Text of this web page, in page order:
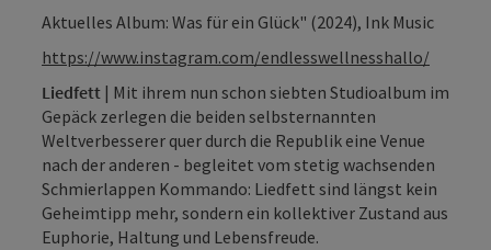
Aktuelles Album: Was für ein Glück" (2024), Ink Music
https://www.instagram.com/endlesswellnesshallo/
Liedfett | Mit ihrem nun schon siebten Studioalbum im
Gepäck zerlegen die beiden selbsternannten
Weltverbesserer quer durch die Republik eine Venue
nach der anderen - begleitet vom stetig wachsenden
Schmierlappen Kommando: Liedfett sind längst kein
Geheimtipp mehr, sondern ein kollektiver Zustand aus
Euphorie, Haltung und Lebensfreude.